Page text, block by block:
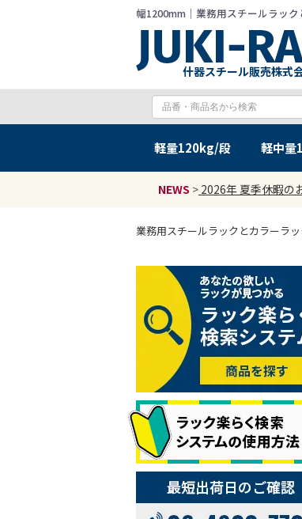
幅1200mm｜業務用スチールラッ
什器スチール販売株式
軽量120kg/段 軽中量
NEWS > 2026年 夏季休暇の
業務用スチールラックとカラーラ